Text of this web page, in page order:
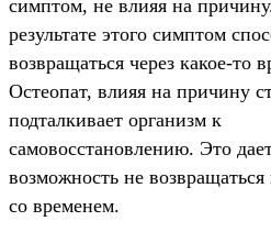
симптом, не влияя на
результате этого симптом
возвращаться через какое-то
Остеопат, влияя на причину
подталкивает организм к
самовосстановлению. Это
возможность не
со временем.